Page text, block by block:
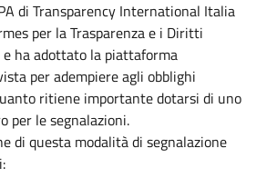
di Transparency International Italia
per la Trasparenza e i Diritti
ha adottato la piattaforma
per adempiere agli obblighi
ritiene importante dotarsi di uno
per le segnalazioni.
di questa modalità di segnalazione